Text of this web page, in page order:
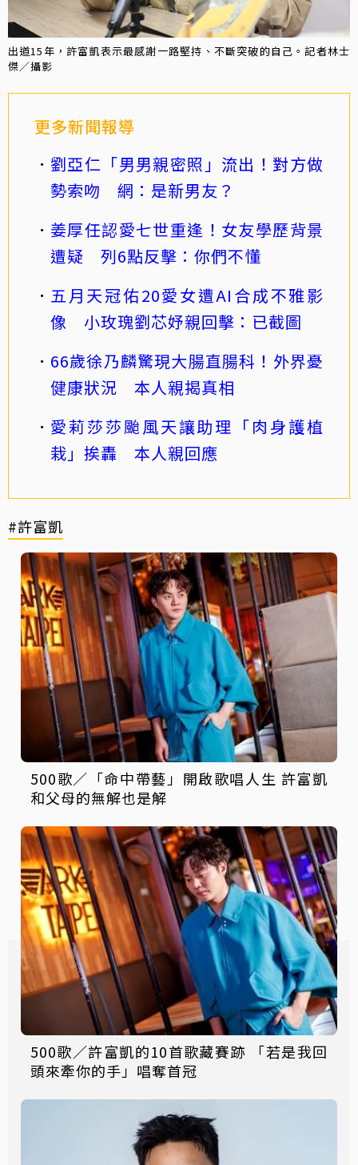
出道15年，許富凱表示最感謝一路堅持、不斷突破的自己。記者林士
傑／攝影
更多新聞報導
劉亞仁「男男親密照」流出！對方做
勢索吻 網：是新男友？
姜厚任認愛七世重逢！女友學歷背景
遭疑 列6點反擊：你們不懂
五月天冠佑20愛女遭AI合成不雅影
像 小玫瑰劉芯妤親回擊：已截圖
66歲徐乃麟驚現大腸直腸科！外界憂
健康狀況 本人親揭真相
愛莉莎莎颱風天讓助理「肉身護植
栽」挨轟 本人親回應
#許富凱
500歌／「命中帶藝」開啟歌唱人生 許富凱
和父母的無解也是解
500歌／許富凱的10首歌藏賽跡 「若是我回
頭來牽你的手」唱奪首冠